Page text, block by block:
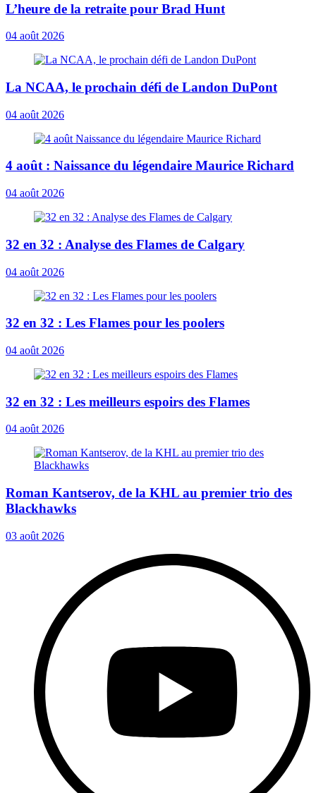
L’heure de la retraite pour Brad Hunt
04 août 2026
La NCAA, le prochain défi de Landon DuPont
04 août 2026
4 août : Naissance du légendaire Maurice Richard
04 août 2026
32 en 32 : Analyse des Flames de Calgary
04 août 2026
32 en 32 : Les Flames pour les poolers
04 août 2026
32 en 32 : Les meilleurs espoirs des Flames
04 août 2026
Roman Kantserov, de la KHL au premier trio des
Blackhawks
03 août 2026